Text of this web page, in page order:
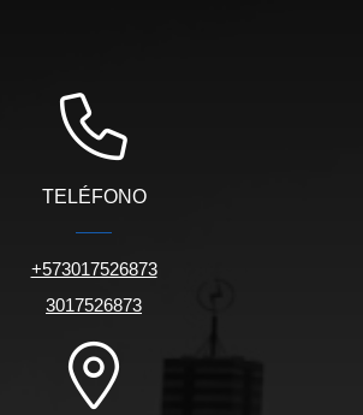
TELÉFONO
+573017526873
3017526873